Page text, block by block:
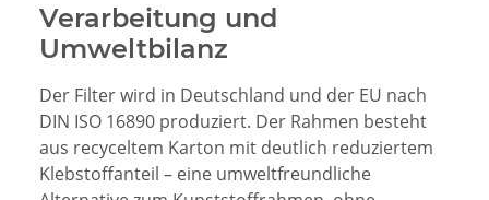
Verarbeitung und
Umweltbilanz
Der Filter wird in Deutschland und der EU nach
DIN ISO 16890 produziert. Der Rahmen besteht
aus recyceltem Karton mit deutlich reduziertem
Klebstoffanteil – eine umweltfreundliche